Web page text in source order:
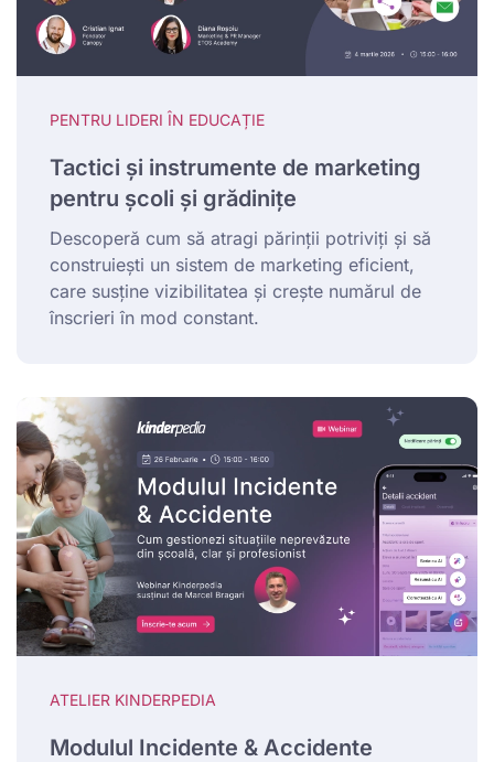
PENTRU LIDERI ÎN EDUCAȚIE
Tactici și instrumente de marketing
pentru școli și grădinițe
Descoperă cum să atragi părinții potriviți și să
construiești un sistem de marketing eficient,
care susține vizibilitatea și crește numărul de
înscrieri în mod constant.
ATELIER KINDERPEDIA
Modulul Incidente & Accidente